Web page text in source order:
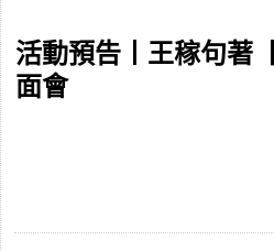
活動預告丨王稼句著
面會